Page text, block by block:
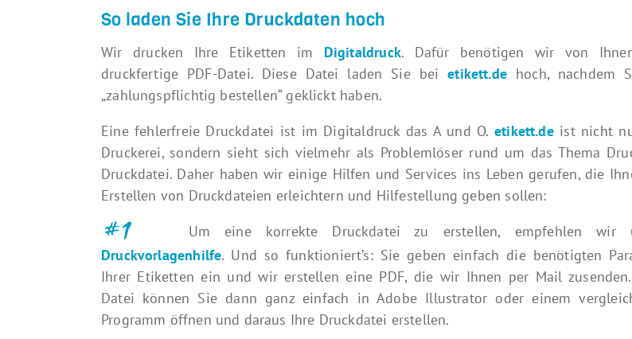
So laden Sie Ihre Druckdaten hoch
Wir drucken Ihre Etiketten im Digitaldruck. Dafür benötigen wir von
druckfertige PDF-Datei. Diese Datei laden Sie beietikett.de hoch, nachdem
„zahlungspflichtig bestellen“ geklickt haben.
Eine fehlerfreie Druckdatei ist im Digitaldruck das A und O. etikett.deist nicht
Druckerei, sondern sieht sich vielmehr als Problemlöser rund um das Thema
Druckdatei. Daher haben wir einige Hilfen und Services ins Leben gerufen, die
Erstellen von Druckdateien erleichtern und Hilfestellung geben sollen:
#1Um eine korrekte Druckdatei zu erstellen, empfehlen wir
Druckvorlagenhilfe. Und so funktioniert’s: Sie geben einfach die benötigten
Ihrer Etiketten ein und wir erstellen eine PDF, die wir Ihnen per Mail
Datei können Sie dann ganz einfach in Adobe Illustrator oder einem
Programm öffnen und daraus Ihre Druckdatei erstellen.